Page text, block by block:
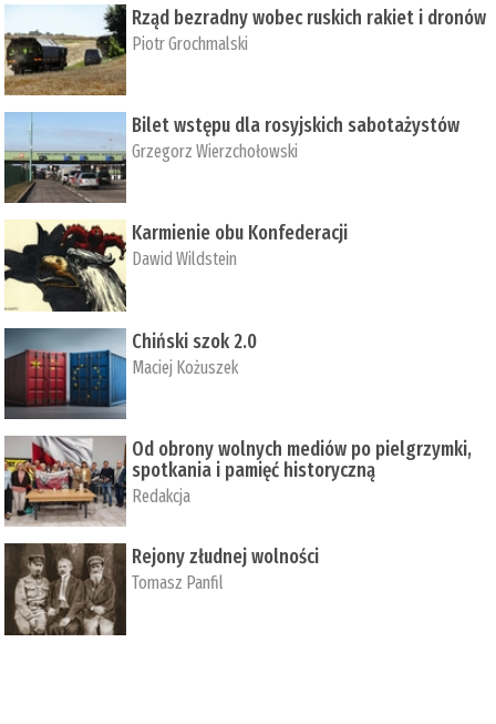
Rząd bezradny wobec ruskich rakiet i dronów
Piotr Grochmalski
Bilet wstępu dla rosyjskich sabotażystów
Grzegorz Wierzchołowski
Karmienie obu Konfederacji
Dawid Wildstein
Chiński szok 2.0
Maciej Kożuszek
Od obrony wolnych mediów po pielgrzymki,
spotkania i pamięć historyczną
Redakcja
Rejony złudnej wolności
Tomasz Panfil